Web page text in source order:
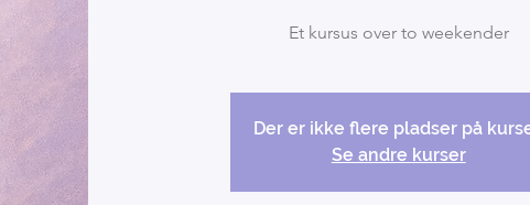
Et kursus over to weekender
Der er ikke flere pladser på
Se andre kurser